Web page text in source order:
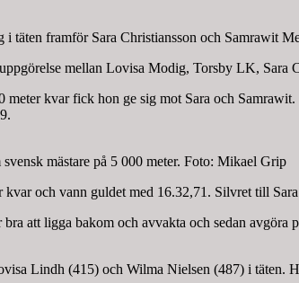
täten framför Sara Christiansson och Samrawit
mellan Lovisa Modig, Torsby LK,
meter kvar fick hon ge sig mot Sara och
mästare på 5 000 meter. Foto: Mikael Grip
kvar och vann guldet med 16.32,71. Silvret till
att ligga bakom och avvakta och sedan
Lindh (415) och Wilma Nielsen (487) i täten.